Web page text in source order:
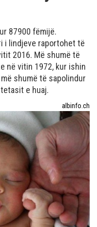
87900 fëmijë.
i lindjeve raportohet të
2016. Më shumë të
në vitin 1972, kur ishin
shumë të sapolindur
e huaj.
albinfo.ch